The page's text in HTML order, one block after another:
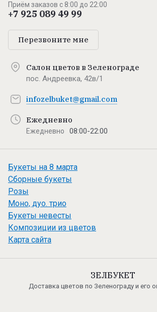
Приём заказов с 8:00 до 22:00
+7 925 089 49 99
Перезвоните мне
Салон цветов в Зеленограде
пос. Андреевка, 42в/1
infozelbuket@gmail.com
Ежедневно
Ежедневно 08:00-22:00
Букеты на 8 марта
Сборные букеты
Розы
Моно, дуо. трио
Букеты невесты
Композиции из цветов
Карта сайта
ЗЕЛБУКЕТ
Доставка цветов по Зеленограду и его